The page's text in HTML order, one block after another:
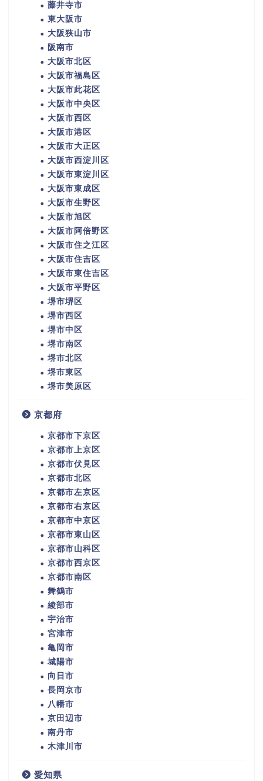
藤井寺市
東大阪市
大阪狭山市
阪南市
大阪市北区
大阪市福島区
大阪市此花区
大阪市中央区
大阪市西区
大阪市港区
大阪市大正区
大阪市西淀川区
大阪市東淀川区
大阪市東成区
大阪市生野区
大阪市旭区
大阪市阿倍野区
大阪市住之江区
大阪市住吉区
大阪市東住吉区
大阪市平野区
堺市堺区
堺市西区
堺市中区
堺市南区
堺市北区
堺市東区
堺市美原区
京都府
京都市下京区
京都市上京区
京都市伏見区
京都市北区
京都市左京区
京都市右京区
京都市中京区
京都市東山区
京都市山科区
京都市西京区
京都市南区
舞鶴市
綾部市
宇治市
宮津市
亀岡市
城陽市
向日市
長岡京市
八幡市
京田辺市
南丹市
木津川市
愛知県